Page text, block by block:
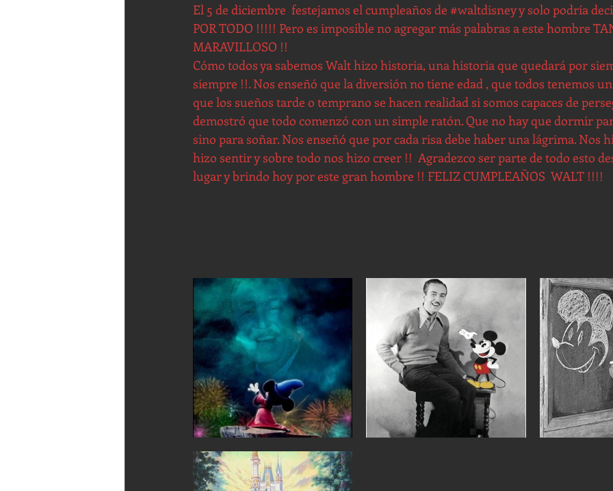
El 5 de diciembre  festejamos el cumpleaños de #waltdisney y solo podría
POR TODO !!!!! Pero es imposible no agregar más palabras a este hombre
MARAVILLOSO !!
Cómo todos ya sabemos Walt hizo historia, una historia que quedará por
siempre !!. Nos enseñó que la diversión no tiene edad , que todos tenemos
que los sueños tarde o temprano se hacen realidad si somos capaces de
demostró que todo comenzó con un simple ratón. Que no hay que dormir
sino para soñar. Nos enseñó que por cada risa debe haber una lágrima. Nos
hizo sentir y sobre todo nos hizo creer !!  Agradezco ser parte de todo esto
lugar y brindo hoy por este gran hombre !! FELIZ CUMPLEAÑOS  WALT !!!!